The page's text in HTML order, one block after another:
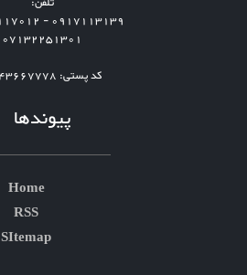
0917113139 - 09173117012
07132251301
کد پستی: 7143667778
پیوندها
Home
RSS
SItemap